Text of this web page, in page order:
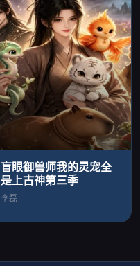
盲眼御兽师我的灵宠全
是上古神第三季
李磊